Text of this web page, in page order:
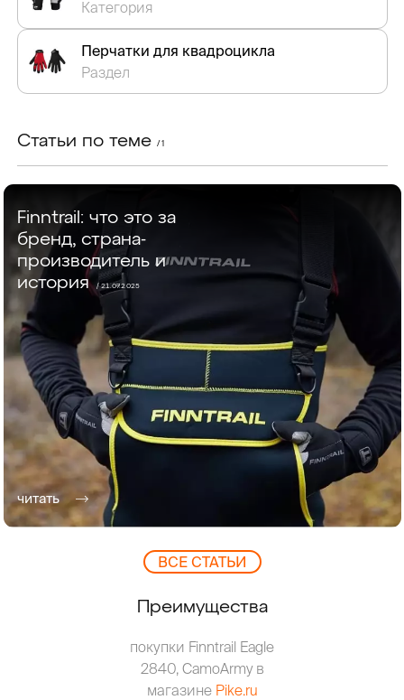
Категория
Перчатки для квадроцикла
Раздел
Статьи по теме / 1
Finntrail: что это за
бренд, страна-
производитель и
история/ 21.07.2025
читать
ВCЕ СТАТЬИ
Преимущества
покупки Finntrail Eagle
2840, CamoArmy в
магазине Pike.ru